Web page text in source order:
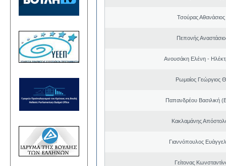
Τσούρας
Πεπονής
Ανουσάκη Ελένη -
Ρωμαίος Γεώργιος
Παπανδρέου Βασιλική
Κακλαμάνης
Γιαννόπουλος
Γείτονας